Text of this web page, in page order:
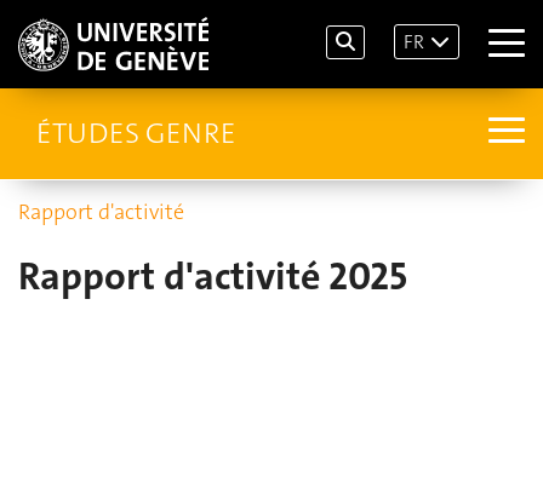
FR
ÉTUDES GENRE
Rapport d'activité
Rapport d'activité 2025